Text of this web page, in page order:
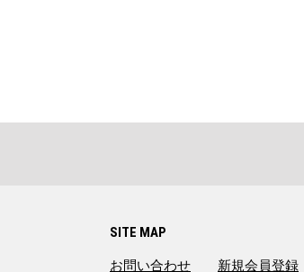
SITE MAP
お問い合わせ 新規会員登録